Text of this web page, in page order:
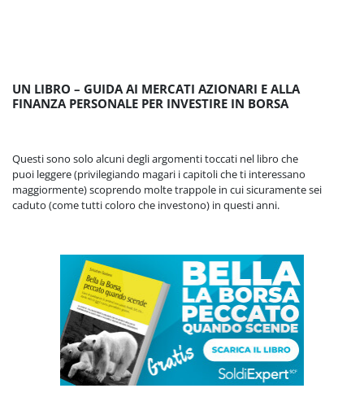
UN LIBRO – GUIDA AI MERCATI AZIONARI E ALLA
FINANZA PERSONALE PER INVESTIRE IN BORSA
Questi sono solo alcuni degli argomenti toccati nel libro che
puoi leggere (privilegiando magari i capitoli che ti interessano
maggiormente) scoprendo molte trappole in cui sicuramente sei
caduto (come tutti coloro che investono) in questi anni.